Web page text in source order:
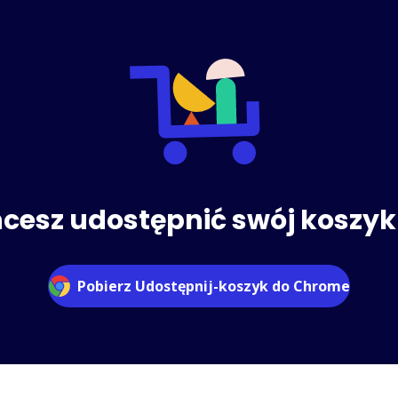
udostępnić swój koszyk
Pobierz Udostępnij-koszyk do Chrome